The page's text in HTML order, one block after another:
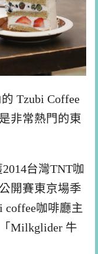
Tzubi Coffee
非常熱門的東
台灣TNT咖
開賽東京場季
coffee咖啡廳主
Milkglider 牛